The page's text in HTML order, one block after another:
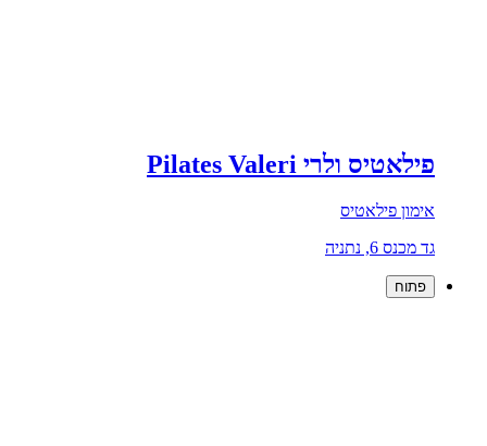
פילאטיס ולרי Pilates Valeri
אימון פילאטיס
גד מכנס 6, נתניה
פתוח